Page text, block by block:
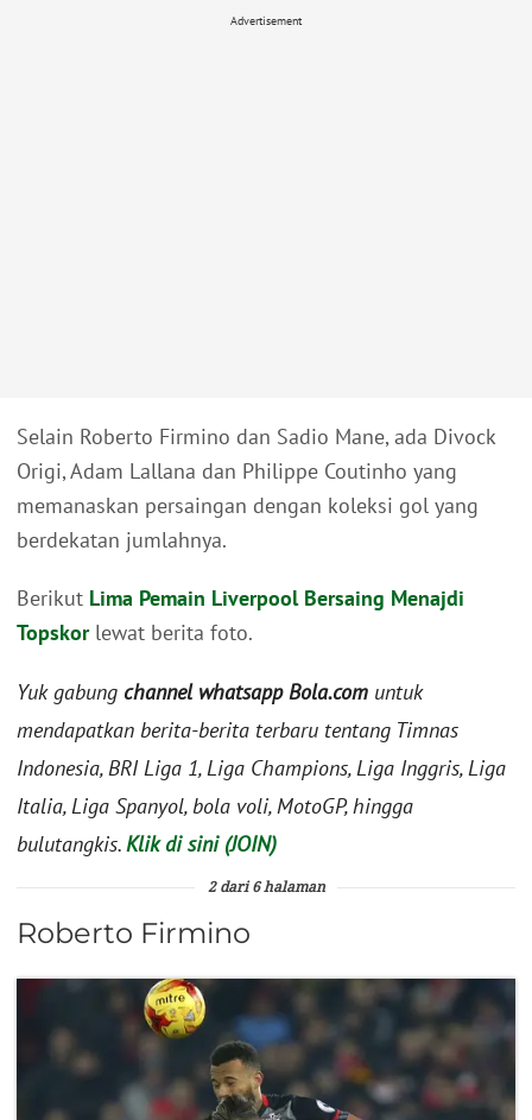
Advertisement
Selain Roberto Firmino dan Sadio Mane, ada Divock
Origi, Adam Lallana dan Philippe Coutinho yang
memanaskan persaingan dengan koleksi gol yang
berdekatan jumlahnya.
Berikut Lima Pemain Liverpool Bersaing Menajdi
Topskorlewat berita foto.
Yuk gabung channel whatsapp Bola.com untuk
mendapatkan berita-berita terbaru tentang Timnas
Indonesia, BRI Liga 1, Liga Champions, Liga Inggris, Liga
Italia, Liga Spanyol, bola voli, MotoGP, hingga
bulutangkis.Klik di sini (JOIN)
2 dari 6 halaman
Roberto Firmino